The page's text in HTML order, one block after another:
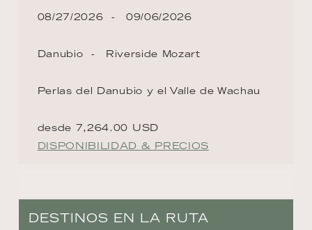
08/27/2026 09/06/2026
Danubio Riverside Mozart
Perlas del Danubio y el Valle de Wachau
desde 7,264.00 USD
DISPONIBILIDAD & PRECIOS
DESTINOS EN LA RUTA